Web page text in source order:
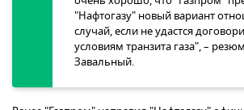
"Нафтогазу" новый вариант
случай, если не удастся
условиям транзита газа", –
Завальный.